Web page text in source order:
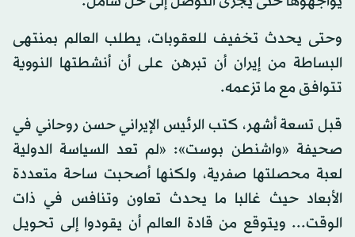
وحتى يحدث تخفيف للعقوبات، يطلب العالم بمنتهى
البساطة من إيران أن تبرهن على أن أنشطتها النووية
تتوافق مع ما تزعمه.
قبل تسعة أشهر، كتب الرئيس الإيراني حسن روحاني في
صحيفة «واشنطن بوست»: «لم تعد السياسة الدولية
لعبة محصلتها صفرية، ولكنها أصحبت ساحة متعددة
الأبعاد حيث غالبا ما يحدث تعاون وتنافس في ذات
الوقت... ويتوقع من قادة العالم أن يقودوا إلى تحويل